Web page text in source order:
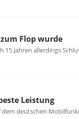
Flop wurde
15 Jahren allerdings
Leistung
deutschen